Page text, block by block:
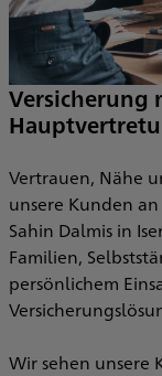
Versicherung
Vertrauen, Nähe
unsere Kunden
Sahin Dalmis in
Familien,
persönlichem
Wir sehen unsere